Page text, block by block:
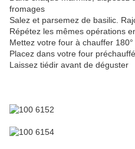
fromages
Salez et parsemez de basilic.
Répétez les mêmes opérations
Mettez votre four à chauffer 180°
Placez dans votre four
Laissez tiédir avant de déguster